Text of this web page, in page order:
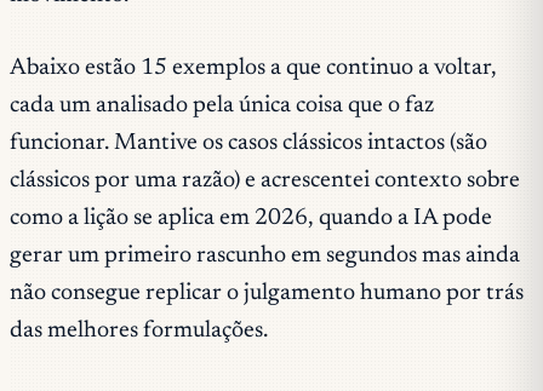
Abaixo estão 15 exemplos a que continuo a voltar,
cada um analisado pela única coisa que o faz
funcionar. Mantive os casos clássicos intactos (são
clássicos por uma razão) e acrescentei contexto sobre
como a lição se aplica em 2026, quando a IA pode
gerar um primeiro rascunho em segundos mas ainda
não consegue replicar o julgamento humano por trás
das melhores formulações.